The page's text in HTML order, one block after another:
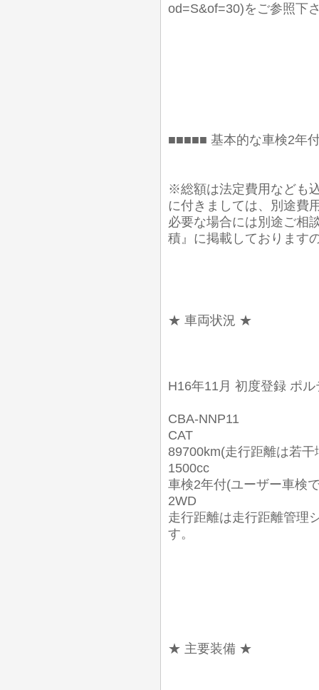
od=S&of=30)をご参照下
■■■■■ 基本的な車検2年
※総額は法定費用なども
に付きましては、別途費
必要な場合には別途ご相
積』に掲載しております
★ 車両状況 ★
H16年11月 初度登録 ポル
CBA-NNP11
CAT
89700km(走行距離は若干
1500cc
車検2年付(ユーザー車検
2WD
走行距離は走行距離管理
す。
★ 主要装備 ★